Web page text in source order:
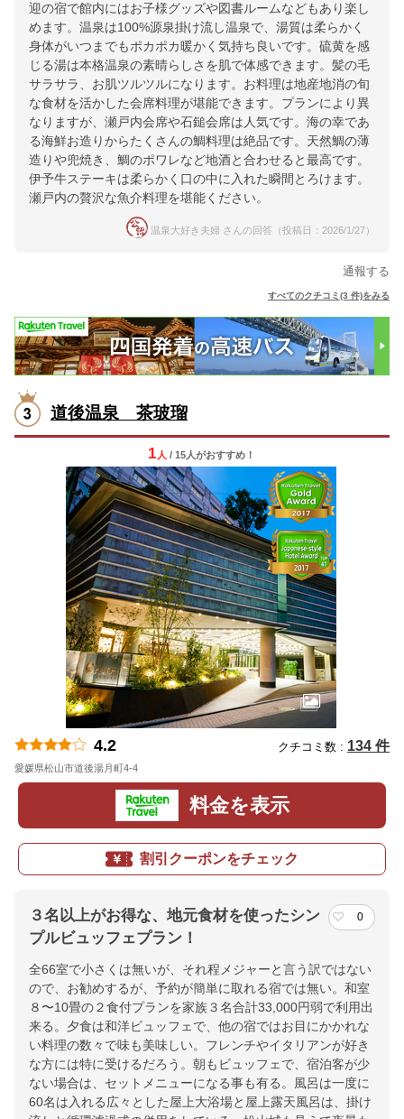
迎の宿で館内にはお子様グッズや図書ルームなどもあり楽し
めます。温泉は100%源泉掛け流し温泉で、湯質は柔らかく
身体がいつまでもポカポカ暖かく気持ち良いです。硫黄を感
じる湯は本格温泉の素晴らしさを肌で体感できます。髪の毛
サラサラ、お肌ツルツルになります。お料理は地産地消の旬
な食材を活かした会席料理が堪能できます。プランにより異
なりますが、瀬戸内会席や石鎚会席は人気です。海の幸であ
る海鮮お造りからたくさんの鯛料理は絶品です。天然鯛の薄
造りや兜焼き、鯛のポワレなど地酒と合わせると最高です。
伊予牛ステーキは柔らかく口の中に入れた瞬間とろけます。
瀬戸内の贅沢な魚介料理を堪能ください。
温泉大好き夫婦 さんの回答（投稿日：2026/1/27）
通報する
すべてのクチコミ(3 件)をみる
道後温泉 茶玻瑠
1 人 / 15人がおすすめ！
4.2 クチコミ数 : 134 件
愛媛県松山市道後湯月町4-4
料金を表示
割引クーポンをチェック
３名以上がお得な、地元食材を使ったシン
プルビュッフェプラン！
0
全66室で小さくは無いが、それ程メジャーと言う訳ではない
ので、お勧めするが、予約が簡単に取れる宿では無い。和室
８〜10畳の２食付プランを家族３名合計33,000円弱で利用出
来る。夕食は和洋ビュッフェで、他の宿ではお目にかかれな
い料理の数々で味も美味しい。フレンチやイタリアンが好き
な方には特に受けるだろう。朝もビュッフェで、宿泊客が少
ない場合は、セットメニューになる事も有る。風呂は一度に
60名は入れる広々とした屋上大浴場と屋上露天風呂は、掛け